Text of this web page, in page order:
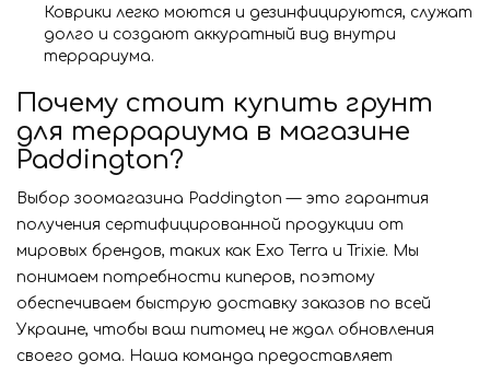
Коврики легко моются и дезинфицируются, служат
долго и создают аккуратный вид внутри
террариума.
Почему стоит купить грунт
для террариума в магазине
Paddington?
Выбор зоомагазина Paddington — это гарантия
получения сертифицированной продукции от
мировых брендов, таких как Exo Terra и Trixie. Мы
понимаем потребности киперов, поэтому
обеспечиваем быструю доставку заказов по всей
Украине, чтобы ваш питомец не ждал обновления
своего дома. Наша команда предоставляет